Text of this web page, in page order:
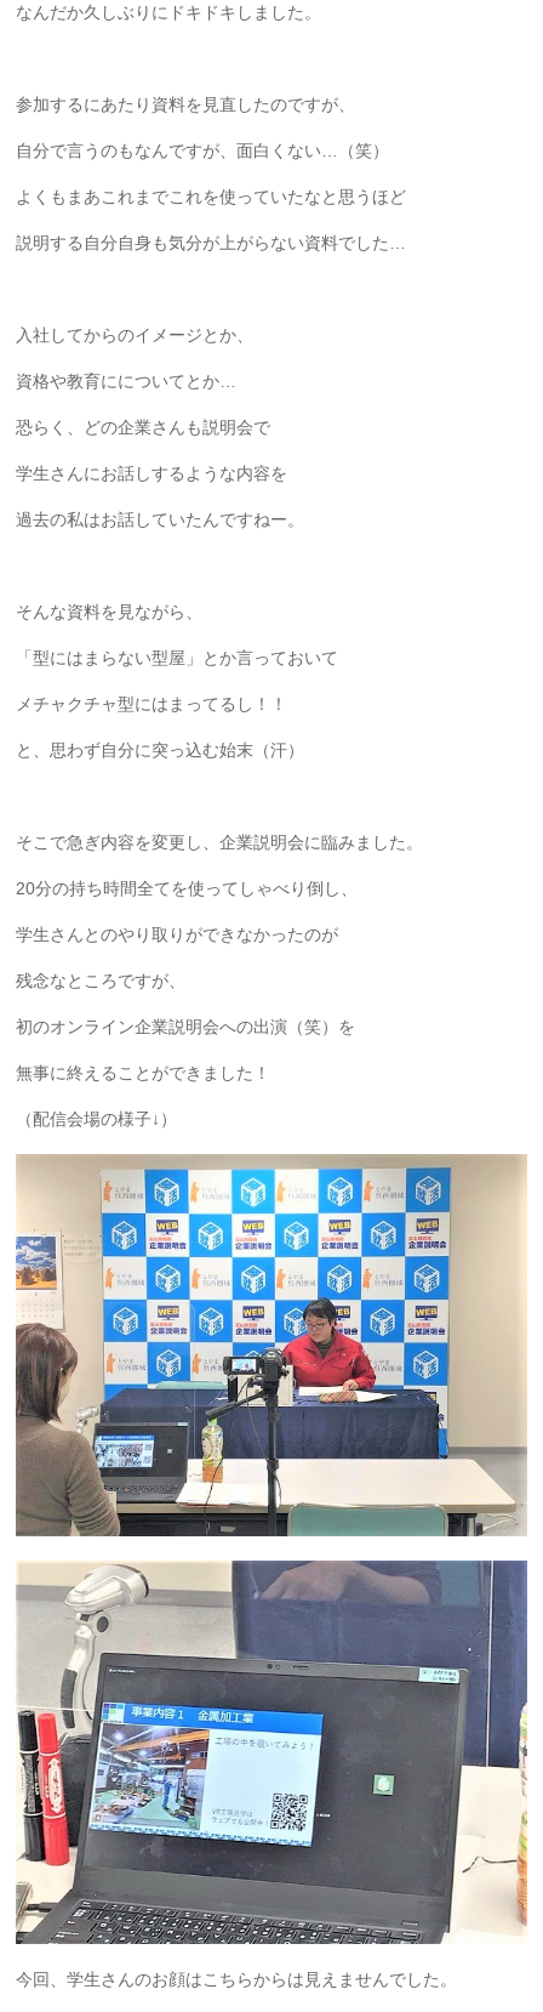
なんだか久しぶりにドキドキしました。
参加するにあたり資料を見直したのですが、
自分で言うのもなんですが、面白くない…（笑）
よくもまあこれまでこれを使っていたなと思うほど
説明する自分自身も気分が上がらない資料でした…
入社してからのイメージとか、
資格や教育にについてとか…
恐らく、どの企業さんも説明会で
学生さんにお話しするような内容を
過去の私はお話していたんですねー。
そんな資料を見ながら、
「型にはまらない型屋」とか言っておいて
メチャクチャ型にはまってるし！！
と、思わず自分に突っ込む始末（汗）
そこで急ぎ内容を変更し、企業説明会に臨みました。
20分の持ち時間全てを使ってしゃべり倒し、
学生さんとのやり取りができなかったのが
残念なところですが、
初のオンライン企業説明会への出演（笑）を
無事に終えることができました！
（配信会場の様子↓）
今回、学生さんのお顔はこちらからは見えませんでした。